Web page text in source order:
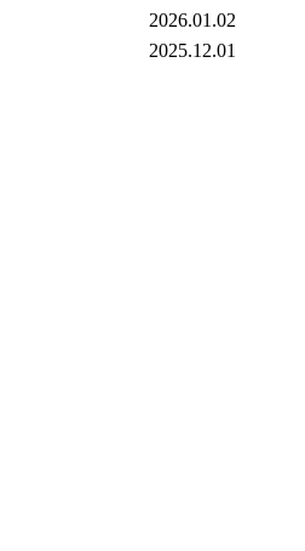
2026.01.02
2025.12.01